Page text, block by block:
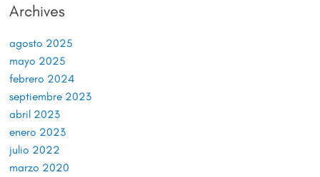
Archives
agosto 2025
mayo 2025
febrero 2024
septiembre 2023
abril 2023
enero 2023
julio 2022
marzo 2020